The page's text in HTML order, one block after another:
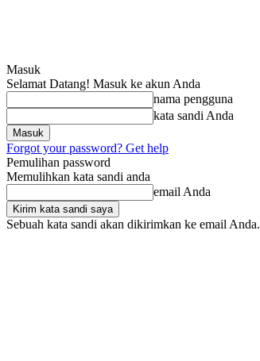
Masuk
Selamat Datang! Masuk ke akun Anda
nama pengguna
kata sandi Anda
Forgot your password? Get help
Pemulihan password
Memulihkan kata sandi anda
email Anda
Sebuah kata sandi akan dikirimkan ke email Anda.